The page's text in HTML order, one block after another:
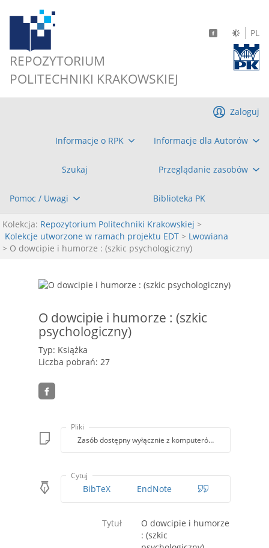
REPOZYTORIUM
POLITECHNIKI KRAKOWSKIEJ
PL
Informacje o RPK Informacje dla Autorów
Szukaj Przeglądanie zasobów
Pomoc / Uwagi Biblioteka PK
Zaloguj
Kolekcja: Repozytorium Politechniki Krakowskiej >
Kolekcje utworzone w ramach projektu EDT > Lwowiana
> O dowcipie i humorze : (szkic psychologiczny)
O dowcipie i humorze : (szkic
psychologiczny)
Typ: Książka
Liczba pobrań: 27
Pliki
Zasób dostępny wyłącznie z komputerów Biblioteki PK
Cytuj
BibTeX EndNote
Tytuł
O dowcipie i humorze
: (szkic